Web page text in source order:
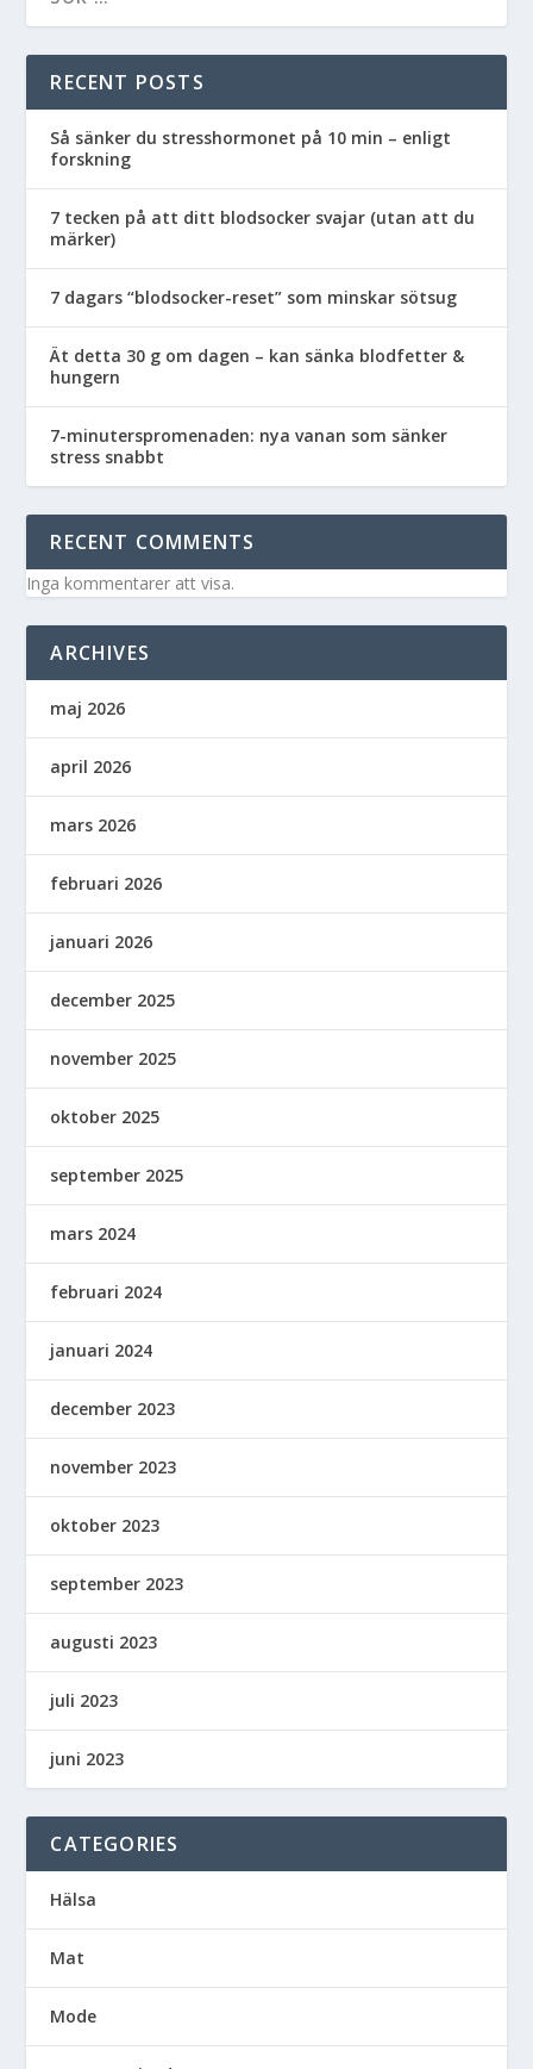
RECENT POSTS
Så sänker du stresshormonet på 10 min – enligt
forskning
7 tecken på att ditt blodsocker svajar (utan att du
märker)
7 dagars “blodsocker-reset” som minskar sötsug
Ät detta 30 g om dagen – kan sänka blodfetter &
hungern
7-minuterspromenaden: nya vanan som sänker
stress snabbt
RECENT COMMENTS
Inga kommentarer att visa.
ARCHIVES
maj 2026
april 2026
mars 2026
februari 2026
januari 2026
december 2025
november 2025
oktober 2025
september 2025
mars 2024
februari 2024
januari 2024
december 2023
november 2023
oktober 2023
september 2023
augusti 2023
juli 2023
juni 2023
CATEGORIES
Hälsa
Mat
Mode